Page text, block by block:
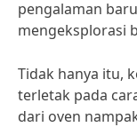
pengalaman
mengeksplorasi
Tidak hanya itu,
terletak pada
dari oven